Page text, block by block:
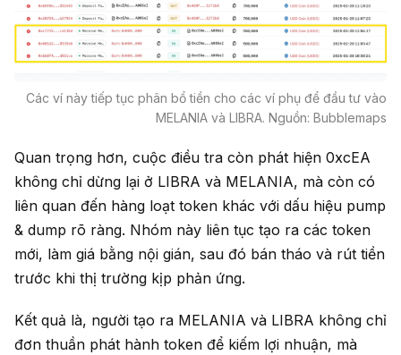
Các ví này tiếp tục phân bổ tiền cho các ví phụ để đầu tư vào
MELANIA và LIBRA. Nguồn: Bubblemaps
Quan trọng hơn, cuộc điều tra còn phát hiện 0xcEA
không chỉ dừng lại ở LIBRA và MELANIA, mà còn có
liên quan đến hàng loạt token khác với dấu hiệu pump
& dump rõ ràng. Nhóm này liên tục tạo ra các token
mới, làm giá bằng nội gián, sau đó bán tháo và rút tiền
trước khi thị trường kịp phản ứng.
Kết quả là, người tạo ra MELANIA và LIBRA không chỉ
đơn thuần phát hành token để kiếm lợi nhuận, mà